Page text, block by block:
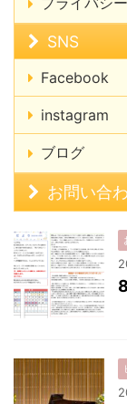
SNS
Facebook
instagram
ブログ
お問い合